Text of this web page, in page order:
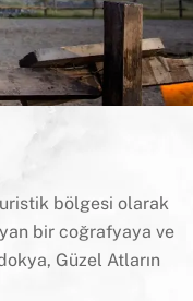
bölgesi olarak
bir coğrafyaya ve
Güzel Atların